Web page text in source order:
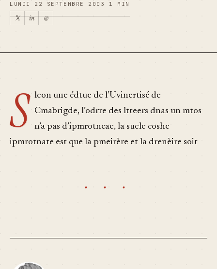
LUNDI 22 SEPTEMBRE 2003 1 MIN
𝕏 in @
S leon une édtue de l’Uvinertisé de
Cmabrigde, l’odrre des ltteers dnas un mtos
n’a pas d’ipmrotncae, la suele coshe
ipmrotnate est que la pmeirère et la drenèire soit
· · ·